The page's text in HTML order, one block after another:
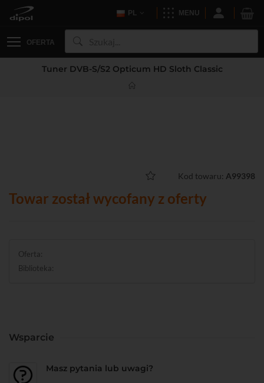
PL MENU
OFERTA
Tuner DVB-S/S2 Opticum HD Sloth Classic
Kod towaru: A99398
Towar został wycofany z oferty
Oferta:
Biblioteka:
Wsparcie
Masz pytania lub uwagi?